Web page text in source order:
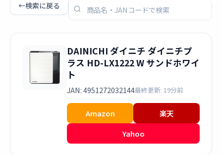
←検索に戻る
DAINICHI ダイニチ ダイニチプ
ラス HD-LX1222 W サンドホワイ
ト
JAN: 4951272032144最終更新: 19分前
Amazon
楽天
Yahoo